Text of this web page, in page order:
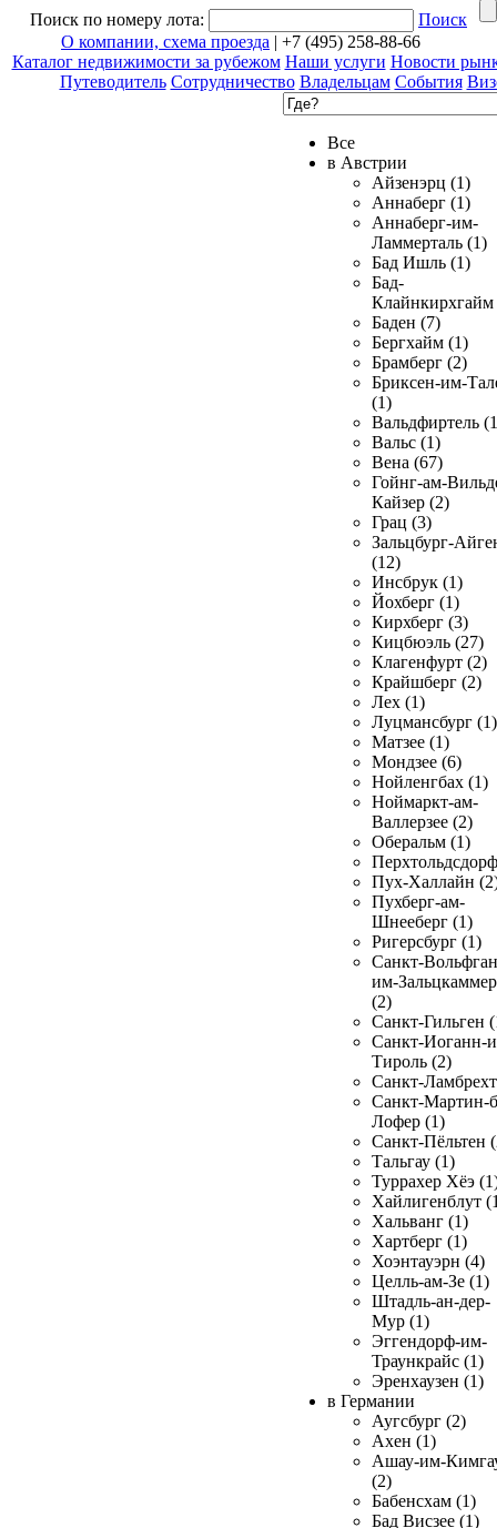
Поиск по номеру лота:
Поиск
О компании, схема проезда | +7 (495) 258-88-66
Каталог недвижимости за рубежом Наши услуги Новости
Путеводитель Сотрудничество Владельцам События
Все
в Австрии
Айзенэрц (1)
Аннаберг (1)
Аннаберг-им-
Ламмерталь (1)
Бад Ишль (1)
Бад-
Клайнкирхгайм
Баден (7)
Бергхайм (1)
Брамберг (2)
Бриксен-им-
(1)
Вальдфиртель
Вальс (1)
Вена (67)
Гойнг-ам-
Кайзер (2)
Грац (3)
Зальцбург-
(12)
Инсбрук (1)
Йохберг (1)
Кирхберг (3)
Кицбюэль (27)
Клагенфурт (2)
Крайшберг (2)
Лех (1)
Луцмансбург (1)
Матзее (1)
Мондзее (6)
Нойленгбах (1)
Ноймаркт-ам-
Валлерзее (2)
Оберальм (1)
Пух-Халлайн
Пухберг-ам-
Шнееберг (1)
Ригерсбург (1)
Санкт-
им-
(2)
Санкт-Гильген
Санкт-Иоганн-
Тироль (2)
Санкт-
Санкт-Мартин-
Лофер (1)
Санкт-Пёльтен
Тальгау (1)
Туррахер Хёэ
Хайлигенблут
Хальванг (1)
Хартберг (1)
Хоэнтауэрн (4)
Целль-ам-Зе (1)
Штадль-ан-дер-
Мур (1)
Эггендорф-им-
Траункрайс (1)
Эренхаузен (1)
в Германии
Аугсбург (2)
Ахен (1)
Ашау-им-
(2)
Бабенсхам (1)
Бад Висзее (1)